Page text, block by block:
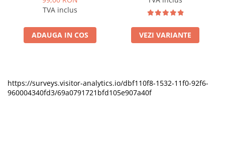
TVA inclus
ADAUGA IN COS VEZI VARIANTE
https://surveys.visitor-analytics.io/dbf110f8-1532-11f0-92f6-
960004340fd3/69a0791721bfd105e907a40f